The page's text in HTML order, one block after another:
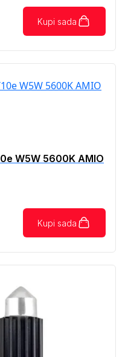
Kupi sada
W5W 5600K AMIO
Kupi sada